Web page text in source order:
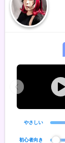
やさしい
初心者向き